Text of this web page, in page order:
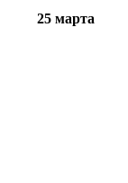
25 марта